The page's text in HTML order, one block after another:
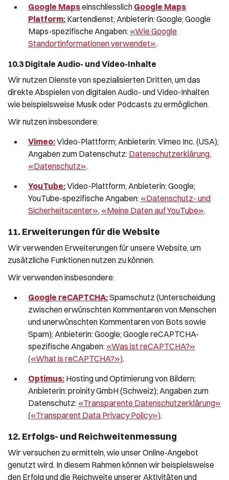
Google Mapseinschliesslich Google Maps
Platform: Kartendienst; Anbieterin: Google; Google
Maps-spezifische Angaben: «Wie Google
Standortinformationen verwendet».
10.3 Digitale Audio- und Video-Inhalte
Wir nutzen Dienste von spezialisierten Dritten, um das
direkte Abspielen von digitalen Audio- und Video-Inhalten
wie beispielsweise Musik oder Podcasts zu ermöglichen.
Wir nutzen insbesondere:
Vimeo:Video-Plattform; Anbieterin: Vimeo Inc. (USA);
Angaben zum Datenschutz: Datenschutzerklärung,
«Datenschutz».
YouTube:Video-Plattform; Anbieterin: Google;
YouTube-spezifische Angaben: «Datenschutz- und
Sicherheitscenter», «Meine Daten auf YouTube».
11. Erweiterungen für die Website
Wir verwenden Erweiterungen für unsere Website, um
zusätzliche Funktionen nutzen zu können.
Wir verwenden insbesondere:
Google reCAPTCHA:Spamschutz (Unterscheidung
zwischen erwünschten Kommentaren von Menschen
und unerwünschten Kommentaren von Bots sowie
Spam); Anbieterin: Google; Google reCAPTCHA-
spezifische Angaben: «Was ist reCAPTCHA?»
(«What is reCAPTCHA?»).
Optimus: Hosting und Optimierung von Bildern;
Anbieterin: proinity GmbH (Schweiz); Angaben zum
Datenschutz: «Transparente Datenschutzerklärung»
(«Transparent Data Privacy Policy»).
12. Erfolgs- und Reichweitenmessung
Wir versuchen zu ermitteln, wie unser Online-Angebot
genutzt wird. In diesem Rahmen können wir beispielsweise
den Erfolg und die Reichweite unserer Aktivitäten und